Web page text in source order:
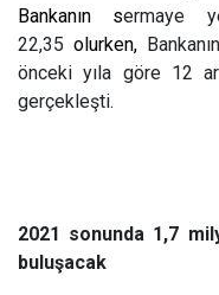
Bankanın sermaye
22,35 olurken,
önceki yıla göre 12
gerçekleşti.
2021 sonunda 1,7
buluşacak